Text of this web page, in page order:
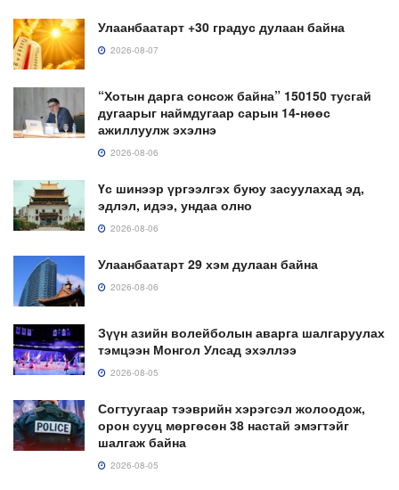
Улаанбаатарт +30 градус дулаан байна
2026-08-07
“Хотын дарга сонсож байна” 150150 тусгай
дугаарыг наймдугаар сарын 14-нөөс
ажиллуулж эхэлнэ
2026-08-06
Үс шинээр үргээлгэх буюу засуулахад эд,
эдлэл, идээ, ундаа олно
2026-08-06
Улаанбаатарт 29 хэм дулаан байна
2026-08-06
Зүүн азийн волейболын аварга шалгаруулах
тэмцээн Монгол Улсад эхэллээ
2026-08-05
Согтуугаар тээврийн хэрэгсэл жолоодож,
орон сууц мөргөсөн 38 настай эмэгтэйг
шалгаж байна
2026-08-05